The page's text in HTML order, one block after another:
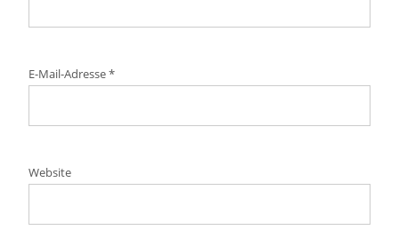
E-Mail-Adresse*
Website